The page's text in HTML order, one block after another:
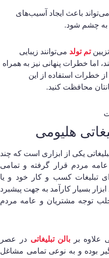
باعث ایجاد آسیب‌های
به چشم شود.
تم تولد می‌توانند زیبایی
خطرات پنهانی نیز به همراه
خطرات استفاده از این
محافظت کنید.
هلیومی
یکی از ابزاری است که چند
مردم قرار گرفته و تمامی
تبلیغات کسب و کار خود و یا
بسیار کارآمد به جهت پیشبرد
توجه مشتریان و عامه مردم
علاوه بر بالن تبلیغاتیدر عصر
بوده و به نوعی تمامی مشاغل